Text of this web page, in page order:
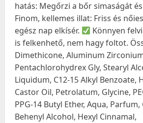
hatás: Megőrzi a bőr simaságát
Finom, kellemes illat: Friss és
egész nap elkísér.
Könnyen
is felkenhető, nem hagy foltot.
Dimethicone, Aluminum
Pentachlorohydrex Gly, Stearyl
Liquidum, C12-15 Alkyl Benzoate,
Castor Oil, Petrolatum, Glycine,
PPG-14 Butyl Ether, Aqua,
Behenyl Alcohol, Hexyl Cinnamal,